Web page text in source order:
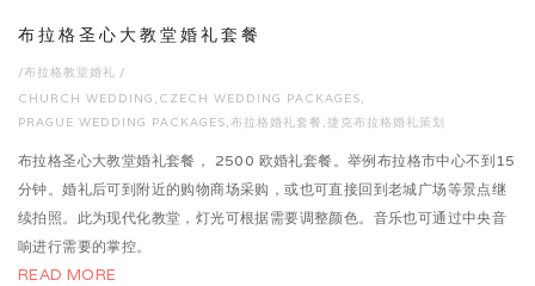
布拉格圣心大教堂婚礼套餐
/布拉格教堂婚礼 /
CHURCH WEDDING , CZECH WEDDING PACKAGES,
PRAGUE WEDDING PACKAGES,布拉格婚礼套餐 ,捷克布拉格婚礼策划
布拉格圣心大教堂婚礼套餐， 2500 欧婚礼套餐。举例布拉格市中心不到15
分钟。婚礼后可到附近的购物商场采购，或也可直接回到老城广场等景点继
续拍照。此为现代化教堂，灯光可根据需要调整颜色。音乐也可通过中央音
响进行需要的掌控。
READ MORE